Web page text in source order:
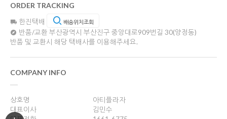
ORDER TRACKING
한진택배 배송위치조회
반품/교환 부산광역시 부산진구 중앙대로909번길 30(양정동)
반품 및 교환시 해당 택배사를 이용해주세요.
COMPANY INFO
상호명
아티플라자
대표이사
김민수